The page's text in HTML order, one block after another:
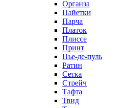
Органза
Пайетки
Парча
Платок
Плиссе
Принт
Пье-де-пуль
Ратин
Сетка
Стрейч
Тафта
Твид